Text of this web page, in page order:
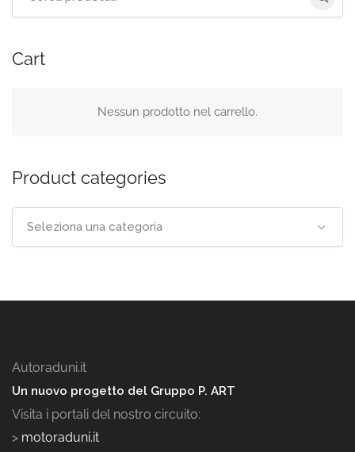
Cart
Nessun prodotto nel carrello.
Product categories
Seleziona una categoria
Autoraduni.it
Un nuovo progetto del Gruppo P. ART
Visita i portali del nostro circuito:
> motoraduni.it